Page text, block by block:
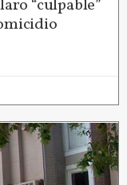
“culpable”